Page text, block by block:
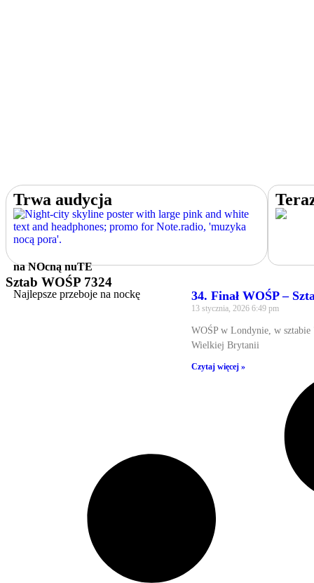
Trwa audycja
na NOcną nuTE
Najlepsze przeboje na nockę
Sztab WOŚP 7324
34. Finał WOŚP –
13 stycznia, 2026 6:49 pm
WOŚP w Londynie, w sztabie
Wielkiej Brytanii
Czytaj więcej »